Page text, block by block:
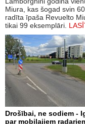
Miura, kas šogad svin
radīta īpaša Revuelto
tikai 99 eksemplāri.
Drošībai, ne sodiem -
par mobilajiem